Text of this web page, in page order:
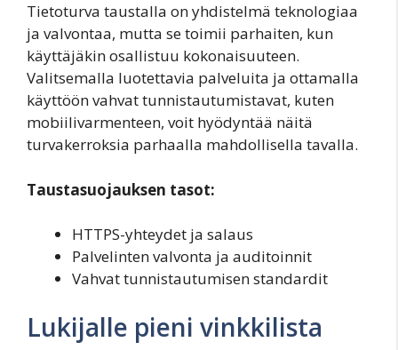
Tietoturva taustalla on yhdistelmä teknologiaa
ja valvontaa, mutta se toimii parhaiten, kun
käyttäjäkin osallistuu kokonaisuuteen.
Valitsemalla luotettavia palveluita ja ottamalla
käyttöön vahvat tunnistautumistavat, kuten
mobiilivarmenteen, voit hyödyntää näitä
turvakerroksia parhaalla mahdollisella tavalla.
Taustasuojauksen tasot:
HTTPS-yhteydet ja salaus
Palvelinten valvonta ja auditoinnit
Vahvat tunnistautumisen standardit
Lukijalle pieni vinkkilista